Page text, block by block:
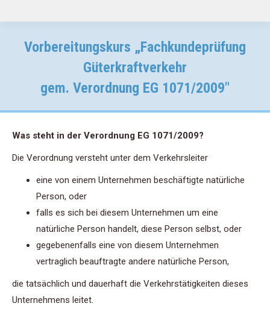
Vorbereitungskurs „Fachkundeprüfung
Güterkraftverkehr
gem. Verordnung EG 1071/2009″
Was steht in der Verordnung EG 1071/2009?
Die Verordnung versteht unter dem Verkehrsleiter
eine von einem Unternehmen beschäftigte natürliche
Person, oder
falls es sich bei diesem Unternehmen um eine
natürliche Person handelt, diese Person selbst, oder
gegebenenfalls eine von diesem Unternehmen
vertraglich beauftragte andere natürliche Person,
die tatsächlich und dauerhaft die Verkehrstätigkeiten dieses
Unternehmens leitet.